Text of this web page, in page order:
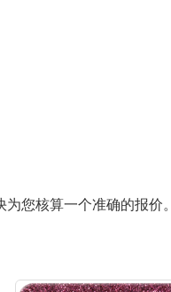
您核算一个准确的报价。